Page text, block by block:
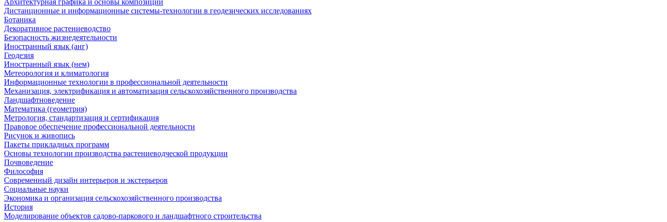
Архитектурная графика и основы композиции
Дистанционные и информационные системы-технологии в геодезических исследованиях
Ботаника
Декоративное растениеводство
Безопасность жизнедеятельности
Иностранный язык (анг)
Геодезия
Иностранный язык (нем)
Метеорология и климатология
Информационные технологии в профессиональной деятельности
Механизация, электрификация и автоматизация сельскохозяйственного производства
Ландшафтноведение
Математика (геометрия)
Метрология, стандартизация и сертификация
Правовое обеспечение профессиональной деятельности
Рисунок и живопись
Пакеты прикладных программ
Основы технологии производства растениеводческой продукции
Почвоведение
Философия
Современный дизайн интерьеров и экстерьеров
Социальные науки
Экономика и организация сельскохозяйственного производства
История
Моделирование объектов садово-паркового и ландшафтного строительства